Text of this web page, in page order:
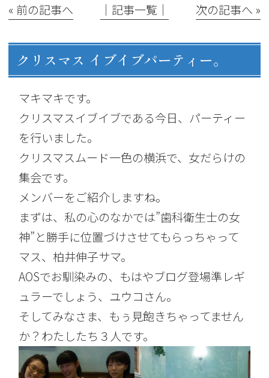
« 前の記事へ │記事一覧│ 次の記事へ »
クリスマス イブイブパーティー。
マキマキです。
クリスマスイブイブである今日、パーティー
を行いました。
クリスマスムード一色の横浜で、女だらけの
集会です。
メンバーをご紹介しますね。
まずは、私の心のなかでは”歯科衛生士の女
神”と勝手に位置づけさせてもらっちゃって
マス、柏井伸子サマ。
AOSでお馴染みの、もはやブログ登場準レギ
ュラーでしょう、ユウコさん。
そしてみなさま、もぅ見飽きちゃってません
か？わたしたち３人です。